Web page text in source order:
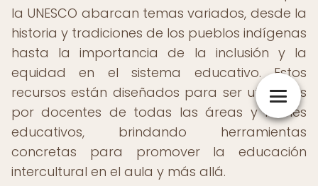
la UNESCO abarcan temas variados, desde la
historia y tradiciones de los pueblos indígenas
hasta la importancia de la inclusión y la
equidad en el sistema educativo. Estos
recursos están diseñados para ser utilizados
por docentes de todas las áreas y niveles
educativos, brindando herramientas
concretas para promover la educación
intercultural en el aula y más allá.